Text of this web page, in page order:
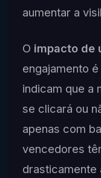
aumentar a
O impacto de
engajamento
indicam que a
se clicará ou
apenas com
vencedores
drasticamente